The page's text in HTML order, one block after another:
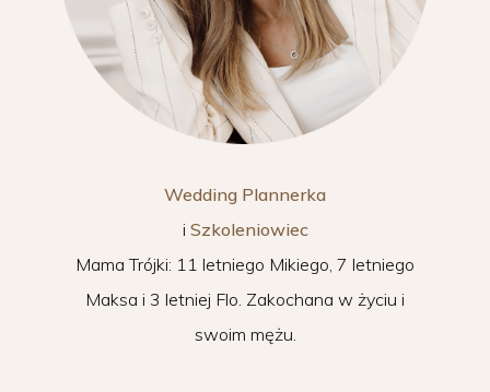
Wedding Plannerka
i Szkoleniowiec
Mama Trójki: 11 letniego Mikiego, 7 letniego
Maksa i 3 letniej Flo. Zakochana w życiu i
swoim mężu.